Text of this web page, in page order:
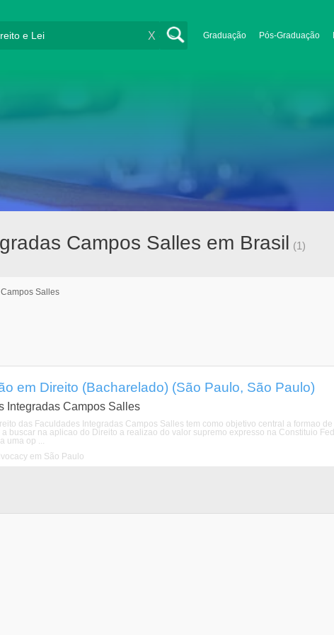
Graduação Pós-Graduação
X
Campos Salles em Brasil (1)
Salles
em Direito (Bacharelado) (São Paulo, São Paulo)
Integradas Campos Salles
das Faculdades Integradas Campos Salles tem como objetivo central a formao
buscar na aplicao do Direito a realizao do valor supremo expresso na Constituio
uma op ...
em São Paulo